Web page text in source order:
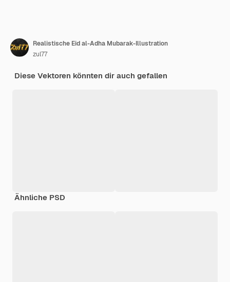
Realistische Eid al-Adha Mubarak-Illustration
zul77
Diese Vektoren könnten dir auch gefallen
Ähnliche PSD